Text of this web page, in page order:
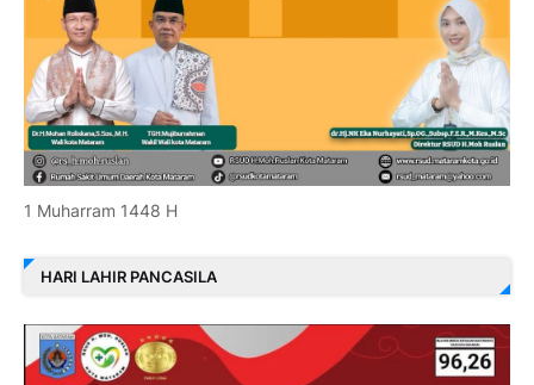
1 Muharram 1448 H
HARI LAHIR PANCASILA